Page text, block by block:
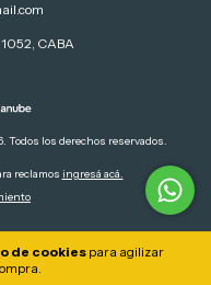
de cookies para agilizar
CABA
Todos los derechos reservados.
reclamos ingresá acá.